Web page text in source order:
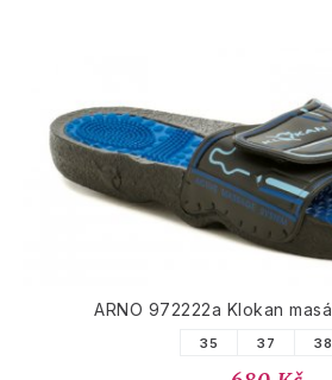
ARNO 972222a Klokan
35 37 38